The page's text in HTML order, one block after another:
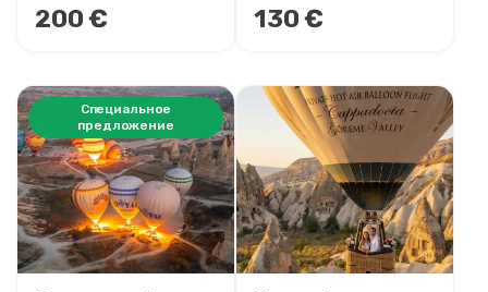
200 € 130 €
Специальное
предложение